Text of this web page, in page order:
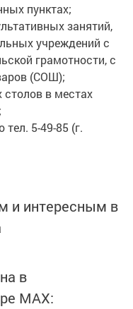
пунктах;
занятий,
учреждений с
грамотности, с
(СОШ);
столов в местах
тел. 5-49-85 (г.
и интересным в
в
MАХ: